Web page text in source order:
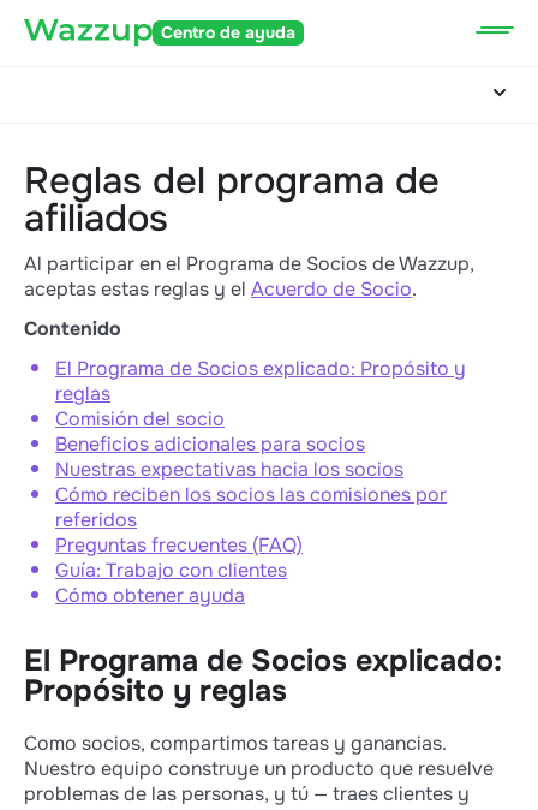
Centro de ayuda
Reglas del programa de
afiliados
Al participar en el Programa de Socios de Wazzup,
aceptas estas reglas y el Acuerdo de Socio.
Contenido
El Programa de Socios explicado: Propósito y
reglas
Comisión del socio
Beneficios adicionales para socios
Nuestras expectativas hacia los socios
Cómo reciben los socios las comisiones por
referidos
Preguntas frecuentes (FAQ)
Guía: Trabajo con clientes
Cómo obtener ayuda
El Programa de Socios explicado:
Propósito y reglas
Como socios, compartimos tareas y ganancias.
Nuestro equipo construye un producto que resuelve
problemas de las personas, y tú — traes clientes y